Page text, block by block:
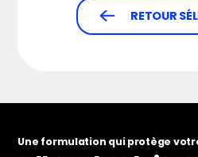
RETOUR
Une formulation qui protège